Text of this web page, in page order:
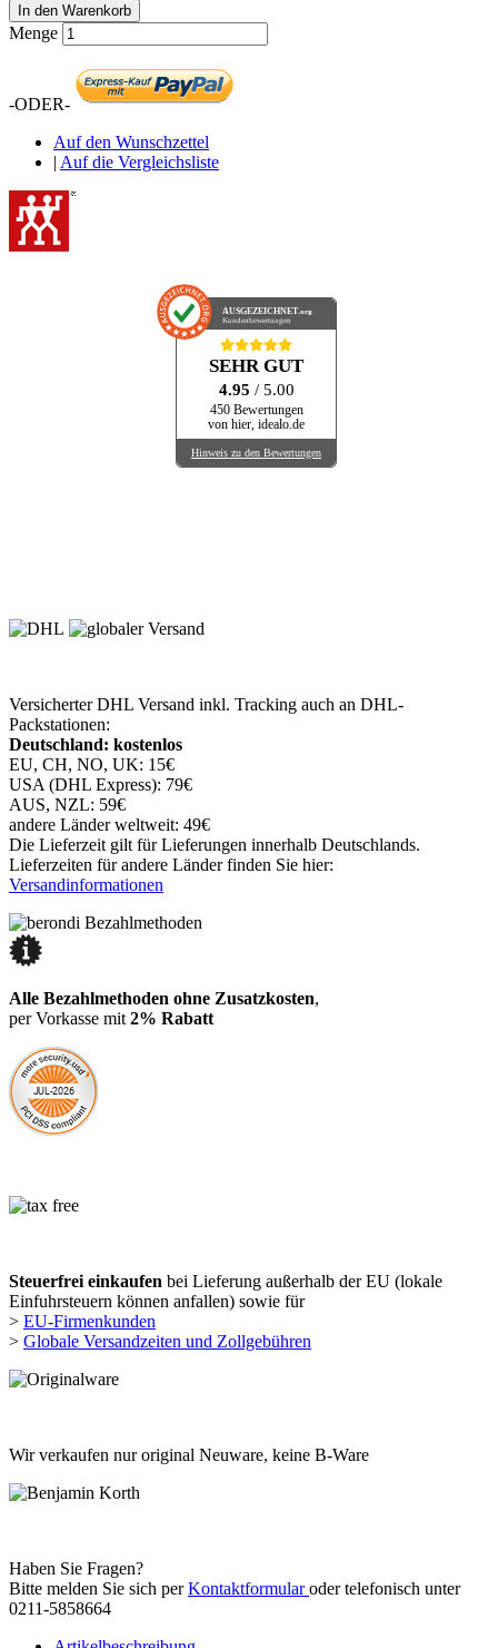
In den Warenkorb
Menge
-ODER-
Auf den Wunschzettel
| Auf die Vergleichsliste
AUSGEZEICHNET.org
Kundenbewertungen
SEHR GUT
4.95 / 5.00
450 Bewertungen
von hier, idealo.de
Hinweis zu den Bewertungen
Versicherter DHL Versand inkl. Tracking auch an DHL-
Packstationen:
Deutschland: kostenlos
EU, CH, NO, UK: 15€
USA (DHL Express): 79€
AUS, NZL: 59€
andere Länder weltweit: 49€
Die Lieferzeit gilt für Lieferungen innerhalb Deutschlands.
Lieferzeiten für andere Länder finden Sie hier:
Versandinformationen
Alle Bezahlmethoden ohne Zusatzkosten,
per Vorkasse mit 2% Rabatt
Steuerfrei einkaufen bei Lieferung außerhalb der EU (lokale
Einfuhrsteuern können anfallen) sowie für
> EU-Firmenkunden
> Globale Versandzeiten und Zollgebühren
Wir verkaufen nur original Neuware, keine B-Ware
Haben Sie Fragen?
Bitte melden Sie sich perKontaktformularoder telefonisch unter
0211-5858664